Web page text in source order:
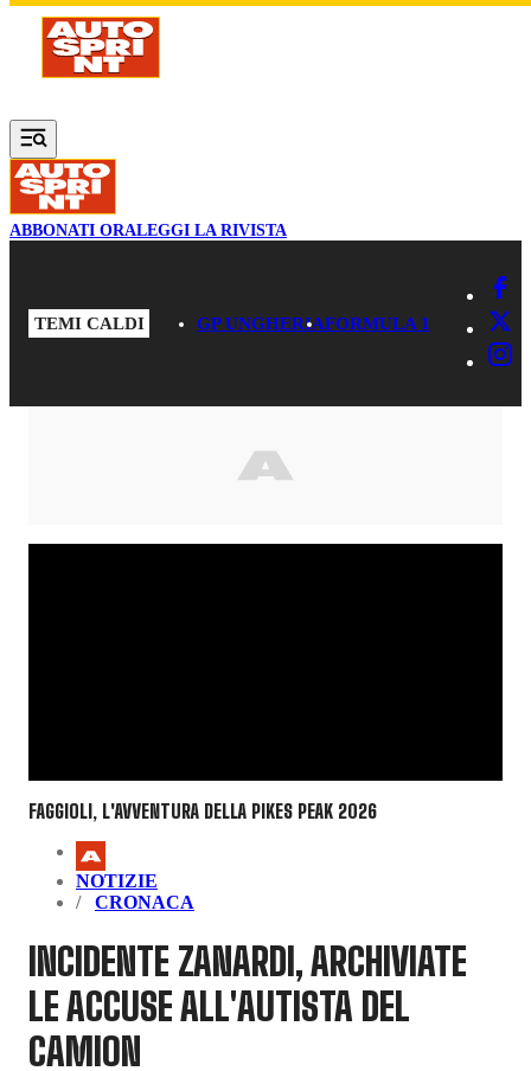
Vai al contenuto principale
ABBONATI ORALEGGI LA RIVISTA
TEMI CALDI GP UNGHERIAFORMULA 1
FAGGIOLI, L'AVVENTURA DELLA PIKES PEAK 2026
NOTIZIE
CRONACA
INCIDENTE ZANARDI, ARCHIVIATE
LE ACCUSE ALL'AUTISTA DEL
CAMION